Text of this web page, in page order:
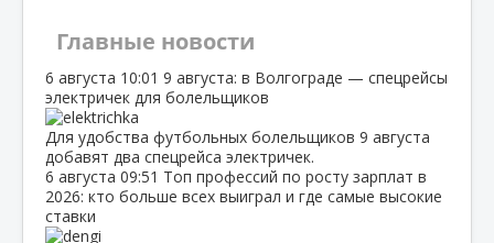
Главные новости
6 августа 10:01 9 августа: в Волгограде — спецрейсы
электричек для болельщиков
Для удобства футбольных болельщиков 9 августа
добавят два спецрейса электричек.
6 августа 09:51 Топ профессий по росту зарплат в
2026: кто больше всех выиграл и где самые высокие
ставки